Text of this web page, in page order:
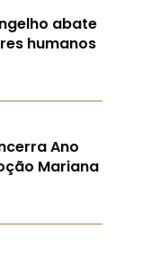
abate
humanos
Ano
Mariana